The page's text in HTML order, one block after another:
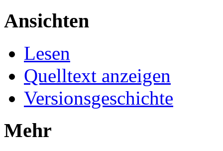
Ansichten
Lesen
Quelltext anzeigen
Versionsgeschichte
Mehr